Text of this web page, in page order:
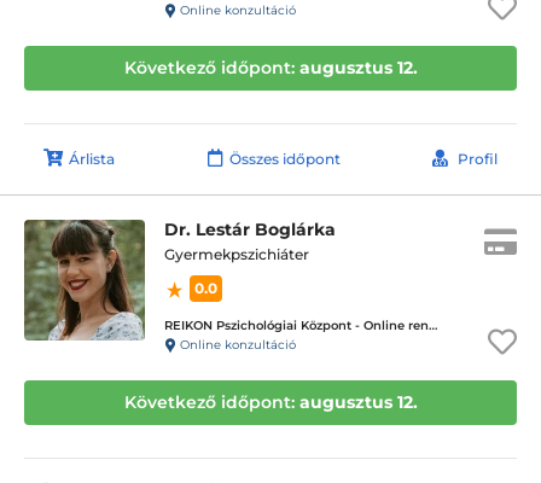
Online konzultáció
Következő időpont: augusztus 12.
Árlista Összes időpont Profil
Dr. Lestár Boglárka
Gyermekpszichiáter
0.0
REIKON Pszichológiai Központ - Online rendelés
Online konzultáció
Következő időpont: augusztus 12.